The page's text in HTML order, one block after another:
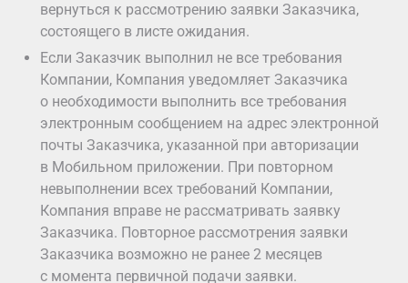
вернуться к рассмотрению заявки Заказчика,
состоящего в листе ожидания.
Если Заказчик выполнил не все требования
Компании, Компания уведомляет Заказчика
о необходимости выполнить все требования
электронным сообщением на адрес электронной
почты Заказчика, указанной при авторизации
в Мобильном приложении. При повторном
невыполнении всех требований Компании,
Компания вправе не рассматривать заявку
Заказчика. Повторное рассмотрения заявки
Заказчика возможно не ранее 2 месяцев
с момента первичной подачи заявки.